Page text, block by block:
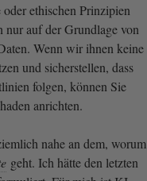
ethischen Prinzipien
nur auf der Grundlage von
Wenn wir ihnen keine
und sicherstellen, dass
folgen, können Sie
anrichten.
nahe an dem, worum
geht. Ich hätte den letzten